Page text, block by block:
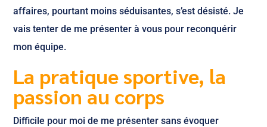
affaires, pourtant moins séduisantes, s’est désisté. Je
vais tenter de me présenter à vous pour reconquérir
mon équipe.
La pratique sportive, la
passion au corps
Difficile pour moi de me présenter sans évoquer